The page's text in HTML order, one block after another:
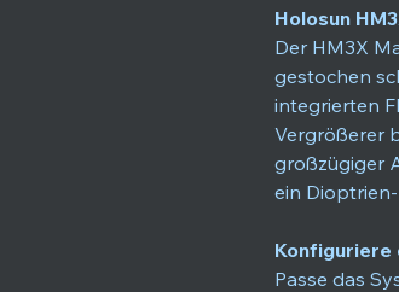
Holosun
Der HM3X
gestochen
integrierten
Vergrößerer
großzügiger
ein
Passe das